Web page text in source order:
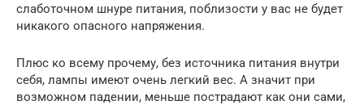
слаботочном шнуре питания, поблизости у вас не будет
никакого опасного напряжения.
Плюс ко всему прочему, без источника питания внутри
себя, лампы имеют очень легкий вес. А значит при
возможном падении, меньше пострадают как они сами,